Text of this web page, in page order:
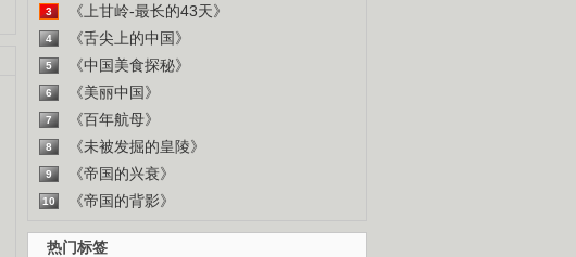
3 《上甘岭-最长的43天》
4 《舌尖上的中国》
5 《中国美食探秘》
6 《美丽中国》
7 《百年航母》
8 《未被发掘的皇陵》
9 《帝国的兴衰》
10 《帝国的背影》
热门标签